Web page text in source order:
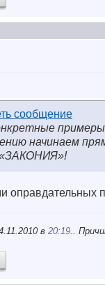
начинаем
«ЗАКОНИЯ»!
оправдательных
в 20:19..